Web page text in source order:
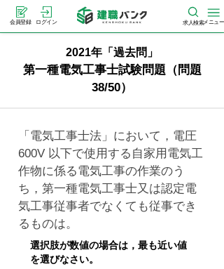
会員登録 ログイン 求人検索メニュー
2021年「過去問」
第一種電気工事士試験問題（問題
38/50）
「電気工事士法」において，電圧
600V 以下で使用する自家用電気工
作物に係る電気工事の作業のう
ち，第一種電気工事士又は認定電
気工事従事者でなくても従事でき
るものは。
選択肢が数値の場合は，最も近い値
を選びなさい。